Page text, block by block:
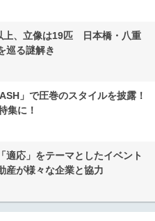
上、立像は19匹 日本橋・八重
巡る謎解き
」で圧巻のスタイルを披露！
集に！
適応」をテーマとしたイベント
産が様々な企業と協力